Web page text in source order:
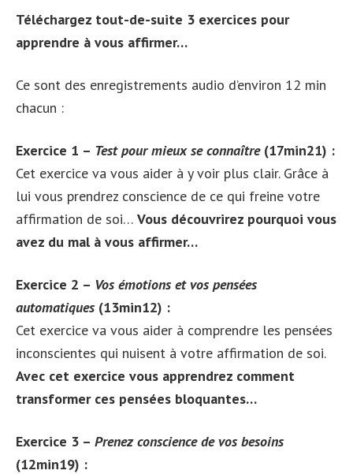
Téléchargez tout-de-suite 3 exercices pour
apprendre à vous affirmer…
Ce sont des enregistrements audio d’environ 12 min
chacun :
Exercice 1 – Test pour mieux se connaître(17min21) :
Cet exercice va vous aider à y voir plus clair. Grâce à
lui vous prendrez conscience de ce qui freine votre
affirmation de soi… Vous découvrirez pourquoi vous
avez du mal à vous affirmer…
Exercice 2 – Vos émotions et vos pensées
automatiques (13min12) :
Cet exercice va vous aider à comprendre les pensées
inconscientes qui nuisent à votre affirmation de soi.
Avec cet exercice vous apprendrez comment
transformer ces pensées bloquantes…
Exercice 3 – Prenez conscience de vos besoins
(12min19) :